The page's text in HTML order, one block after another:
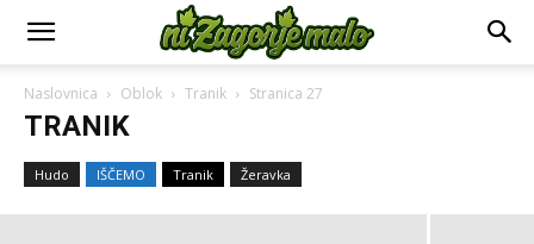
Naslovnica Oblok Tranik Stranica 27
TRANIK
Hudo IŠČEMO Tranik Žeravka
Vrančić (HDZ) i dalje traži političku
odgovornost zbog solara
26. srpnja 2026.